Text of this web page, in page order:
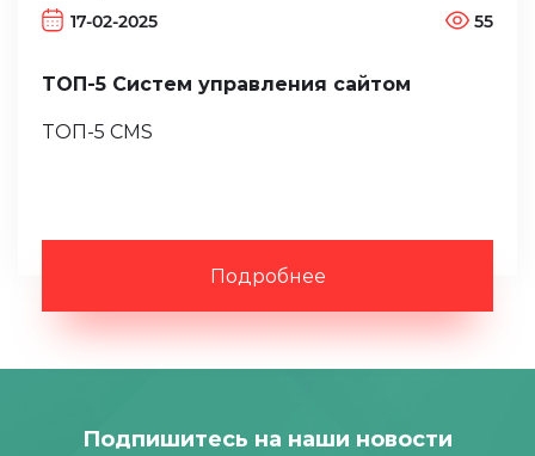
17-02-2025
55
ТОП-5 Систем управления сайтом
ТОП-5 CMS
Подробнее
Подпишитесь на наши новости